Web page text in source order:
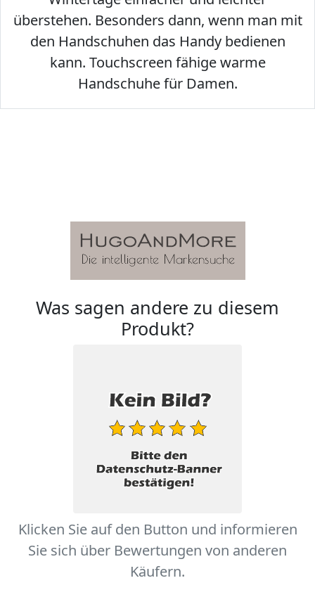
überstehen. Besonders dann, wenn man mit
den Handschuhen das Handy bedienen
kann. Touchscreen fähige warme
Handschuhe für Damen.
Was sagen andere zu diesem
Produkt?
Klicken Sie auf den Button und informieren
Sie sich über Bewertungen von anderen
Käufern.